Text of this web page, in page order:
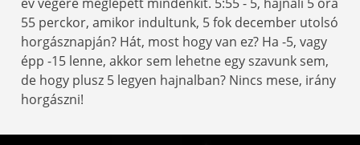
55 perckor, amikor indultunk, 5 fok december utolsó
horgásznapján? Hát, most hogy van ez? Ha -5, vagy
épp -15 lenne, akkor sem lehetne egy szavunk sem,
de hogy plusz 5 legyen hajnalban? Nincs mese, irány
horgászni!